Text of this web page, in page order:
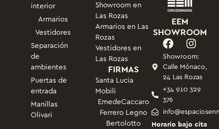
interior
Armarios
Vestidores
Separación
de
ambientes
Puertas de
entrada
Manillas
Olivari
Showroom en
Las Rozas
Armarios en Las
Rozas
Vestidores en
Las Rozas
FIRMAS
Santa Lucia
Mobili
EmedeCaccaro
Ferrero Legno
Bertolotto
EEM
SHOWROOM
Showroom:
Calle Mónaco,
24 Las Rozas
+34 910 329
376
Horario bajo cita